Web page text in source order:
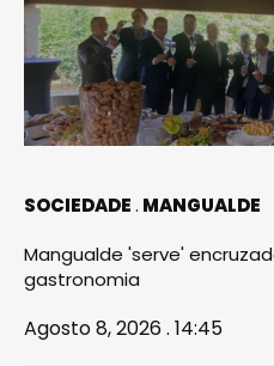
SOCIEDADE MANGUALDE
Mangualde 'serve'
gastronomia
Agosto 8, 2026 . 14:45